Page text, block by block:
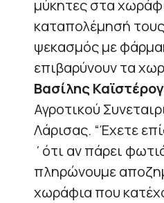
μύκητες στα
καταπολέμησή
ψεκασμός με
επιβαρύνουν τα
Βασίλης
Αγροτικού
Λάρισας. “Έχετε
΄ότι αν πάρει
πληρώνουμε
χωράφια που